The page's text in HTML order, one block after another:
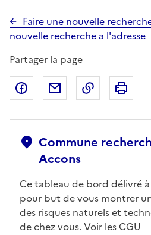
Faire une nouvelle
nouvelle recherche a l'adresse
Partager la page
Partager sur Facebook
Partager par email
Copier
Commune
Accons
Ce tableau de bord délivré
pour but de vous montrer
des risques naturels et
de chez vous. Voir les CGU